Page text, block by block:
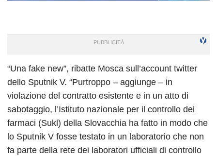
“Una fake new”, ribatte Mosca sull’account twitter
dello Sputnik V. “Purtroppo – aggiunge – in
violazione del contratto esistente e in un atto di
sabotaggio, l’Istituto nazionale per il controllo dei
farmaci (Sukl) della Slovacchia ha fatto in modo che
lo Sputnik V fosse testato in un laboratorio che non
fa parte della rete dei laboratori ufficiali di controllo